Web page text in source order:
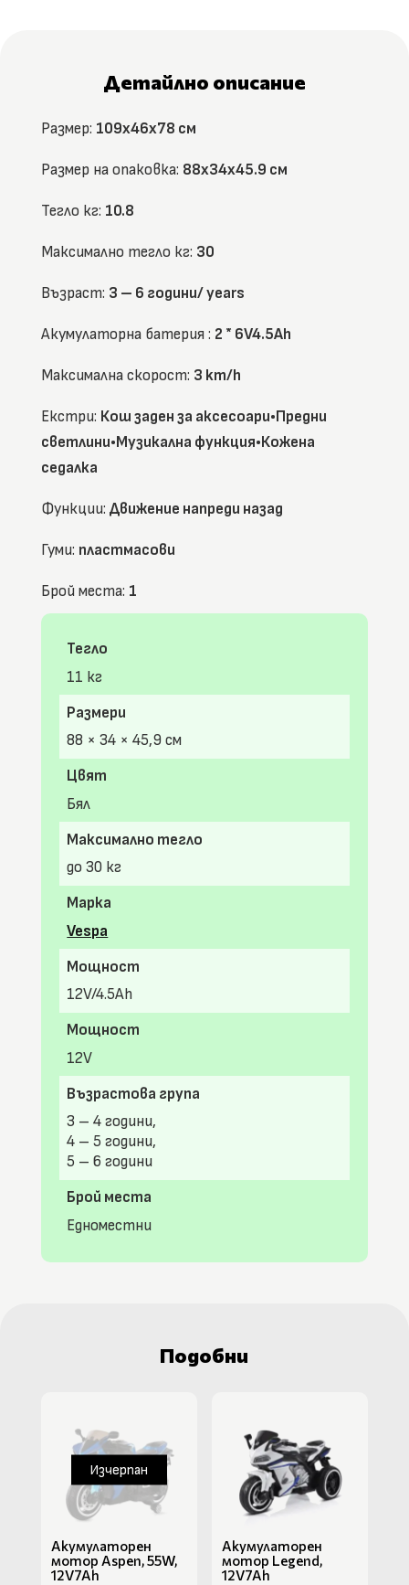
Детайлно описание
Размер: 109x46x78 см
Размер на опаковка: 88x34x45.9 см
Тегло кг: 10.8
Максимално тегло кг: 30
Възраст: 3 – 6 години/ years
Акумулаторна батерия : 2 * 6V4.5Ah
Максимална скорост: 3 km/h
Екстри: Кош заден за аксесоари•Предни
светлини•Музикална функция•Кожена
седалка
Функции: Движение напреди назад
Гуми: пластмасови
Брой места: 1
Тегло
11 кг
Размери
88 × 34 × 45,9 см
Цвят
Бял
Максимално тегло
до 30 кг
Марка
Vespa
Мощност
12V/4.5Ah
Мощност
12V
Възрастова група
3 – 4 години,
4 – 5 години,
5 – 6 години
Брой места
Едноместни
Подобни
Изчерпан
Акумулаторен
мотор Aspen, 55W,
12V7Ah
Акумулаторен
мотор Legend,
12V7Ah